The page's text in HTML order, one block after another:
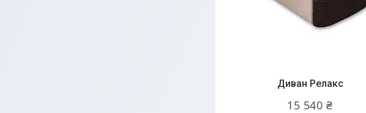
Диван Релакс
15 540 ₴